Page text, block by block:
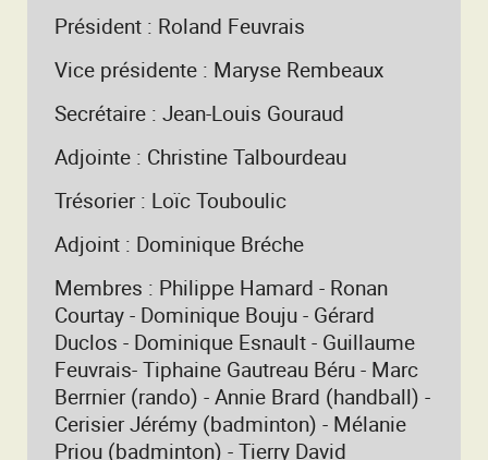
Président : Roland Feuvrais
Vice présidente : Maryse Rembeaux
Secrétaire : Jean-Louis Gouraud
Adjointe : Christine Talbourdeau
Trésorier : Loïc Touboulic
Adjoint : Dominique Bréche
Membres : Philippe Hamard - Ronan
Courtay - Dominique Bouju - Gérard
Duclos - Dominique Esnault - Guillaume
Feuvrais- Tiphaine Gautreau Béru - Marc
Berrnier (rando) - Annie Brard (handball) -
Cerisier Jérémy (badminton) - Mélanie
Priou (badminton) - Tierry David